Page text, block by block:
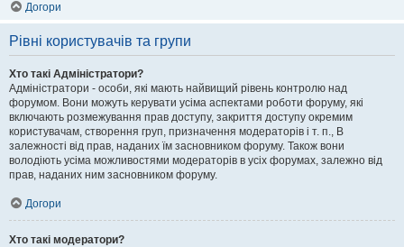
Догори
Рівні користувачів та групи
Хто такі Адміністратори?
Адміністратори - особи, які мають найвищий рівень контролю над
форумом. Вони можуть керувати усіма аспектами роботи форуму, які
включають розмежування прав доступу, закриття доступу окремим
користувачам, створення груп, призначення модераторів і т. п., В
залежності від прав, наданих їм засновником форуму. Також вони
володіють усіма можливостями модераторів в усіх форумах, залежно від
прав, наданих ним засновником форуму.
Догори
Хто такі модератори?